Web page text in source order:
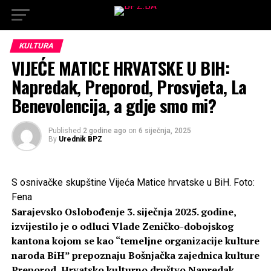
KULTURA
VIJEĆE MATICE HRVATSKE U BIH:
Napredak, Preporod, Prosvjeta, La
Benevolencija, a gdje smo mi?
Published 2 godine ago on 6 siječnja, 2025
By Urednik BPZ
S osnivačke skupštine Vijeća Matice hrvatske u BiH. Foto:
Fena
Sarajevsko Oslobođenje 3. siječnja 2025. godine,
izvijestilo je o odluci Vlade Zeničko-dobojskog
kantona kojom se kao “temeljne organizacije kulture
naroda BiH” prepoznaju Bošnjačka zajednica kulture